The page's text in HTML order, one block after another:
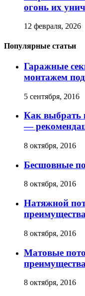
огонь их
12 февраля, 2026
Популярные статьи
Гаражные
монтажем
5 сентября, 2016
Как выбрать
—
8 октября, 2016
Бесшовные
8 октября, 2016
Натяжной
преимущества
8 октября, 2016
Матовые
8 октября, 2016